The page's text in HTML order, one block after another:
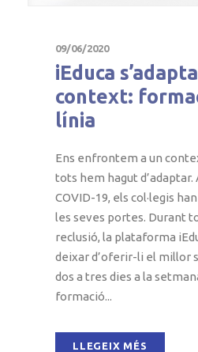
09/06/2020
iEduca
context:
línia
Ens enfrontem a un
tots hem hagut d’adaptar.
COVID-19, els col·legis
les seves portes. Durant
reclusió, la plataforma
deixar d’oferir-li el millor
dos a tres dies a la
formació...
LLEGEIX MÉS